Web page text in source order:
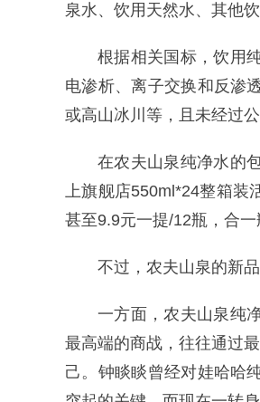
泉水、饮用天然水、其他
根据相关国标，饮用
电渗析、离子交换和反渗
或高山冰川等，且未经过
在农夫山泉纯净水的
上旗舰店550ml*24整箱装
甚至9.9元一提/12瓶，合一
不过，农夫山泉的新
一方面，农夫山泉纯
最高端的商战，往往通过
己。钟睒睒曾经对娃哈哈